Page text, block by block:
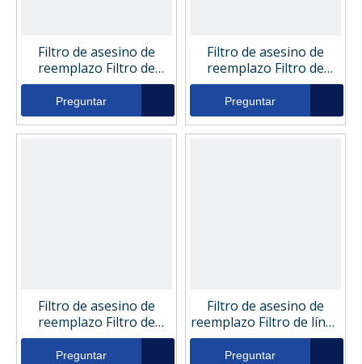
Filtro de asesino de
reemplazo Filtro de
retorno hidráulico 100-
5666
Preguntar
Filtro de asesino de
reemplazo Filtro de
presión hidráulica 113-
8510
Preguntar
Filtro de asesino de
reemplazo Filtro de
retorno hidráulico 100-
5608
Preguntar
Filtro de asesino de
reemplazo Filtro de línea
de retorno hidráulico
114-2366
Preguntar